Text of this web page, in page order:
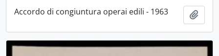
Accordo di congiuntura operai edili - 1963